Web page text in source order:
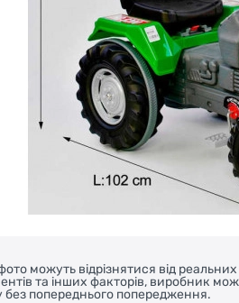
фото можуть відрізнятися від
та інших факторів, виробник
попереднього попередження.